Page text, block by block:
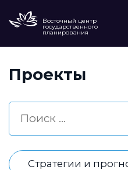
Восточный центр
государственного
планирования
Проекты
Стратегии и